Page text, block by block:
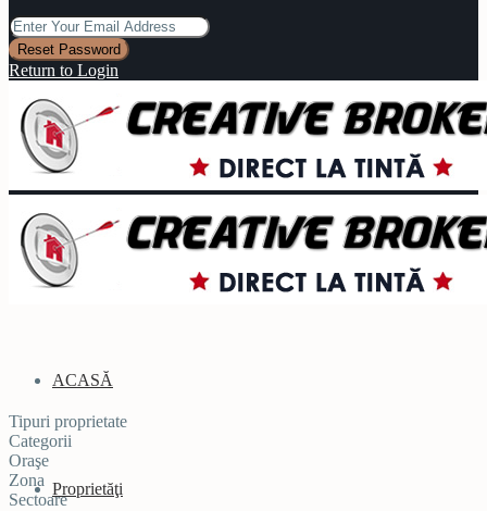
Reset Password
Return to Login
ACASĂ
Proprietăţi
Tipuri proprietate
Categorii
Oraşe
Zona
Sectoare